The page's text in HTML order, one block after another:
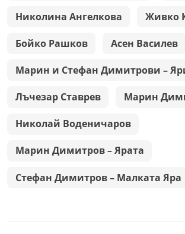
Николина Ангелкова Живко
Бойко Рашков Асен Василев
Марин и Стефан Димитрови –
Лъчезар Ставрев Марин
Николай Воденичаров
Марин Димитров – Ярата
Стефан Димитров – Малката Яра